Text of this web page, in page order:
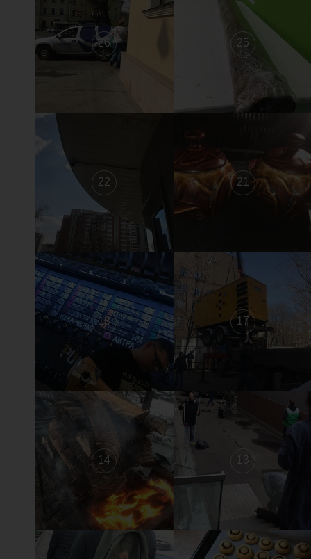
26 25
22 21
18 17
14 13